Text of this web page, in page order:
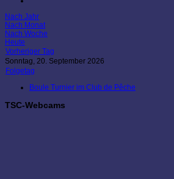
Nach Jahr
Nach Monat
Nach Woche
Heute
Vorheriger Tag
Sonntag, 20. September 2026
Folgetag
Boule Turnier im Club de Pêche
TSC-Webcams